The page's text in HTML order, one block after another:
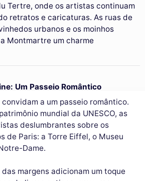
a sua experiência
audiência e personalizar os anúncios
apresentados. Pode aceitar, rejeitar ou
a qualquer momento.
certificados por
Deixe-me ver
Tertre, onde os artistas continuam
retratos e caricaturas. As ruas de
urbanos e os moinhos
Montmartre um charme
Um Passeio Romântico
convidam a um passeio romântico.
mundial da UNESCO, as
deslumbrantes sobre os
de Paris: a Torre Eiffel, o Museu
Dame.
margens adicionam um toque